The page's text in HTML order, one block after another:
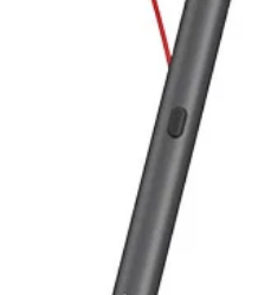
progettato specificatamente per
La sua capacità varia da 0,7 kW
suo peso di soli 5,8 kg, così
equivalenti ad un foglio di carta
da trasportare e installare. La
DC del 30% ed è in grado di
Le opzioni di comunicazione
WiFi o con rete LAN.
Dimensioni formato A4, estrema